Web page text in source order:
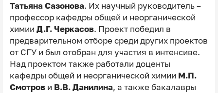
Татьяна Сазонова. Их научный руководитель –
профессор кафедры общей и неорганической
химии Д.Г. Черкасов. Проект победил в
предварительном отборе среди других проектов
от СГУ и был отобран для участия в интенсиве.
Над проектом также работали доценты
кафедры общей и неорганической химии М.П.
Смотрови В.В. Данилина, а также бакалавры